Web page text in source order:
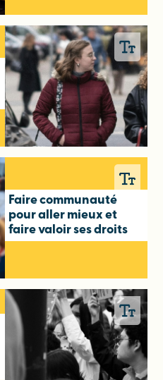
Faire communauté
pour aller mieux et
faire valoir ses droits